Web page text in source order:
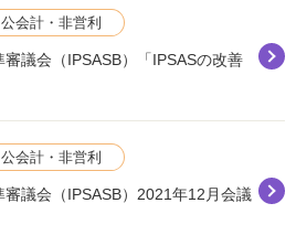
公会計・非営利
審議会（IPSASB）「IPSASの改善
公会計・非営利
審議会（IPSASB）2021年12月会議